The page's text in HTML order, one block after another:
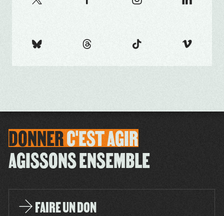
DONNERC'ESTAGIR
AGISSONS ENSEMBLE
FAIRE UN DON